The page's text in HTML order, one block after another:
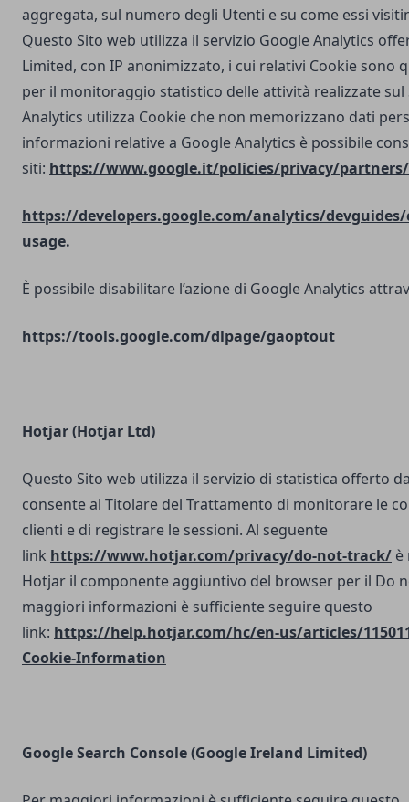
aggregata, sul numero degli Utenti e su come essi
Questo Sito web utilizza il servizio Google Analytics
Limited, con IP anonimizzato, i cui relativi Cookie sono
per il monitoraggio statistico delle attività realizzate sul
Analytics utilizza Cookie che non memorizzano dati
informazioni relative a Google Analytics è possibile
siti: https://www.google.it/policies/privacy/partners/
https://developers.google.com/analytics/
usage.
È possibile disabilitare l’azione di Google Analytics
https://tools.google.com/dlpage/gaoptout
Hotjar (Hotjar Ltd)
Questo Sito web utilizza il servizio di statistica offerto
consente al Titolare del Trattamento di monitorare le
clienti e di registrare le sessioni. Al seguente
link https://www.hotjar.com/privacy/do-not-track/ è
Hotjar il componente aggiuntivo del browser per il Do
maggiori informazioni è sufficiente seguire questo
link: https://help.hotjar.com/hc/en-us/articles/
Cookie-Information
Google Search Console(Google Ireland Limited)